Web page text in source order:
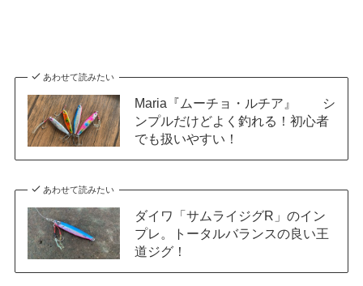
あわせて読みたい
Maria『ムーチョ・ルチア』 シ
ンプルだけどよく釣れる！初心者
でも扱いやすい！
あわせて読みたい
ダイワ「サムライジグR」のイン
プレ。トータルバランスの良い王
道ジグ！